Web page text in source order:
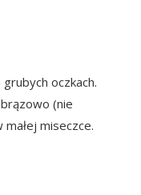
oczkach.
(nie
miseczce.